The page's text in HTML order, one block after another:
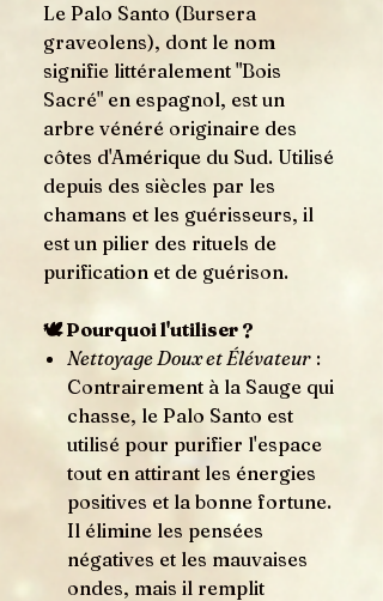
Le Palo Santo (Bursera
graveolens), dont le nom
signifie littéralement "Bois
Sacré" en espagnol, est un
arbre vénéré originaire des
côtes d'Amérique du Sud. Utilisé
depuis des siècles par les
chamans et les guérisseurs, il
est un pilier des rituels de
purification et de guérison.
🕊️ Pourquoi l'utiliser ?
Nettoyage Doux et Élévateur :
Contrairement à la Sauge qui
chasse, le Palo Santo est
utilisé pour purifier l'espace
tout en attirant les énergies
positives et la bonne fortune.
Il élimine les pensées
négatives et les mauvaises
ondes, mais il remplit